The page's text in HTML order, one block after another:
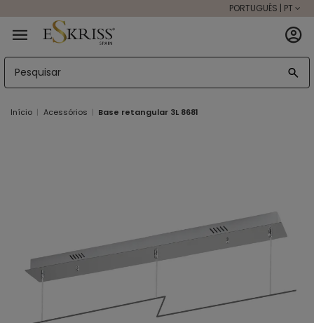
PORTUGUÊS | PT
Início Acessórios Base retangular 3L 8681